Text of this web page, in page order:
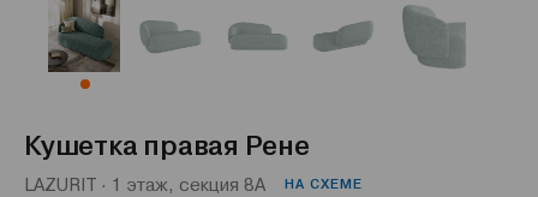
Кушетка правая Рене
LAZURIT · 1 этаж, секция 8А НА СХЕМЕ